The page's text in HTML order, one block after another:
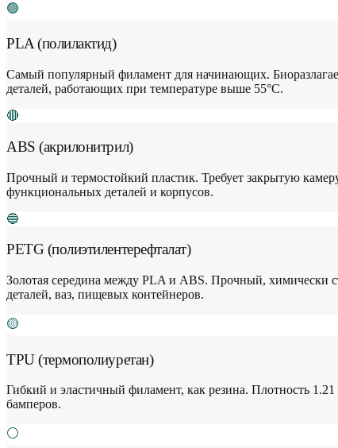
🟢
PLA (полилактид)
Самый популярный филамент для начинающих.
деталей, работающих при температуре выше 55°C.
🔴
ABS (акрилонитрил)
Прочный и термостойкий пластик. Требует закрытую
функциональных деталей и корпусов.
🔵
PETG (полиэтилентерефталат)
Золотая середина между PLA и ABS. Прочный, химически
деталей, ваз, пищевых контейнеров.
🟡
TPU (термополиуретан)
Гибкий и эластичный филамент, как резина. Плотность 1.21
бамперов.
⚪